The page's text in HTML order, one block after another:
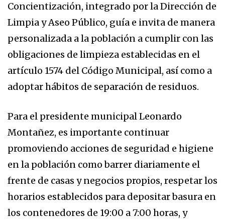
Concientización, integrado por la Dirección de
Limpia y Aseo Público, guía e invita de manera
personalizada a la población a cumplir con las
obligaciones de limpieza establecidas en el
artículo 1574 del Código Municipal, así como a
adoptar hábitos de separación de residuos.
Para el presidente municipal Leonardo
Montañez, es importante continuar
promoviendo acciones de seguridad e higiene
en la población como barrer diariamente el
frente de casas y negocios propios, respetar los
horarios establecidos para depositar basura en
los contenedores de 19:00 a 7:00 horas, y